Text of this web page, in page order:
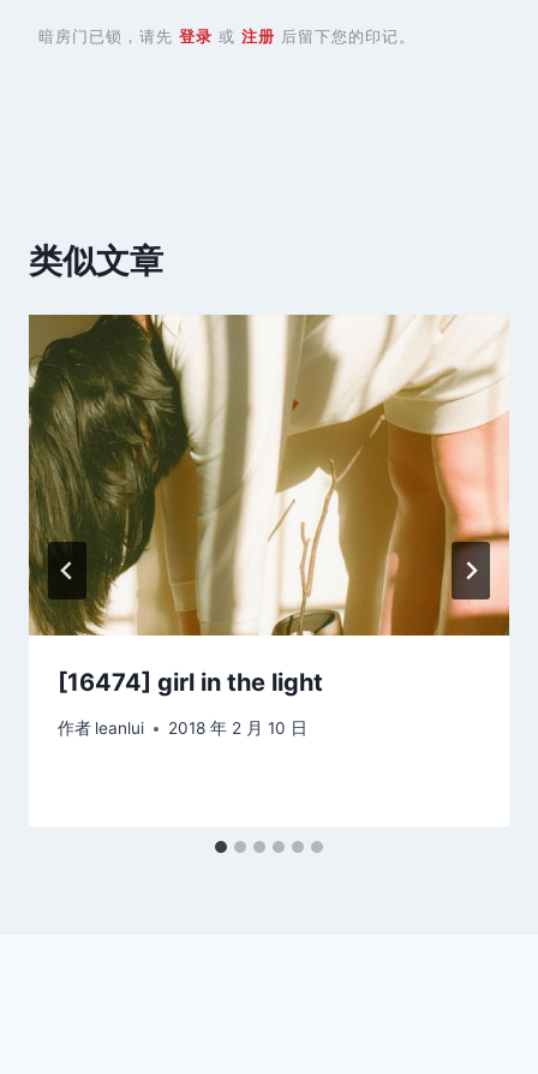
暗房门已锁，请先 登录 或 注册 后留下您的印记。
类似文章
[16474] girl in the light
作者 leanlui 2018 年 2 月 10 日